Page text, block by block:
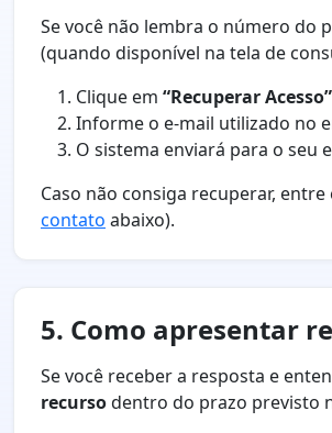
Se você não lembra o número do
(quando disponível na tela de
Clique em “Recuperar Acesso”
Informe o e-mail utilizado no
O sistema enviará para o seu
Caso não consiga recuperar,
contato abaixo).
5. Como apresentar
Se você receber a resposta e
recursodentro do prazo previsto